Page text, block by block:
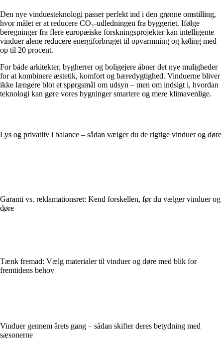
Den nye vinduesteknologi passer perfekt ind i den grønne omstilling,
hvor målet er at reducere CO₂-udledningen fra byggeriet. Ifølge
beregninger fra flere europæiske forskningsprojekter kan intelligente
vinduer alene reducere energiforbruget til opvarmning og køling med
op til 20 procent.
For både arkitekter, bygherrer og boligejere åbner det nye muligheder
for at kombinere æstetik, komfort og bæredygtighed. Vinduerne bliver
ikke længere blot et spørgsmål om udsyn – men om indsigt i, hvordan
teknologi kan gøre vores bygninger smartere og mere klimavenlige.
Lys og privatliv i balance – sådan vælger du de rigtige vinduer og døre
Garanti vs. reklamationsret: Kend forskellen, før du vælger vinduer og
døre
Tænk fremad: Vælg materialer til vinduer og døre med blik for
fremtidens behov
Vinduer gennem årets gang – sådan skifter deres betydning med
sæsonerne